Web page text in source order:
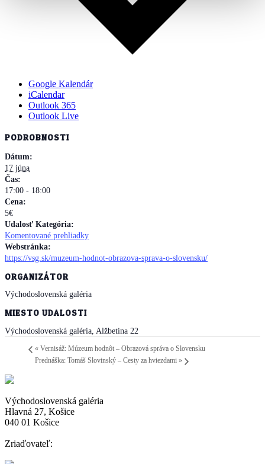
Google Kalendár
iCalendar
Outlook 365
Outlook Live
PODROBNOSTI
Dátum:
17 júna
Čas:
17:00 - 18:00
Cena:
5€
Udalosť Kategória:
Komentované prehliadky
Webstránka:
https://vsg.sk/muzeum-hodnot-obrazova-sprava-o-slovensku/
ORGANIZÁTOR
Východoslovenská galéria
MIESTO UDALOSTI
Východoslovenská galéria, Alžbetina 22
« Vernisáž: Múzeum hodnôt – Obrazová správa o Slovensku
Prednáška: Tomáš Slovinský – Cesty za hviezdami »
Východoslovenská galéria
Hlavná 27, Košice
040 01 Košice
Zriaďovateľ: